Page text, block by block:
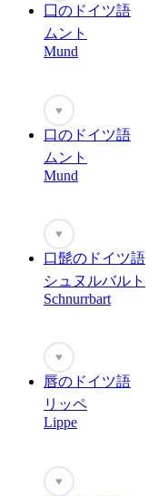
囗のドイツ語
ムント
Mund
♥
口のドイツ語
ムント
Mund
♥
口髭のドイツ語
シュヌルバルト
Schnurrbart
♥
唇のドイツ語
リッペ
Lippe
♥